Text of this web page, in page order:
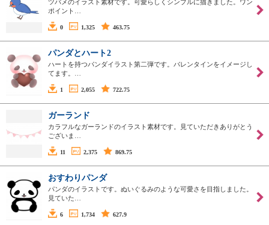
ツバメのイラスト素材です。可愛らしくシンプルに描きました。ワン
ポイント…
0 1,325 463.75
パンダとハート2
ハートを持つパンダイラスト第二弾です。バレンタインをイメージし
てます。…
1 2,055 722.75
ガーランド
カラフルなガーランドのイラスト素材です。見ていただきありがとう
ございま…
11 2,375 869.75
おすわりパンダ
パンダのイラストです。ぬいぐるみのような可愛さを目指しました。
見ていた…
6 1,734 627.9